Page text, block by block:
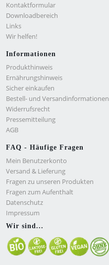
Kontaktformular
Downloadbereich
Links
Wir helfen!
Informationen
Produkthinweis
Ernährungshinweis
Sicher einkaufen
Bestell- und Versandinformationen
Widerrufsrecht
Pressemitteilung
AGB
FAQ - Häufige Fragen
Mein Benutzerkonto
Versand & Lieferung
Fragen zu unseren Produkten
Fragen zum Aufenthalt
Datenschutz
Impressum
Wir sind...